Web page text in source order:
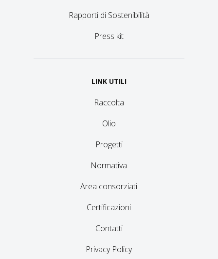
Rapporti di Sostenibilità
Press kit
LINK UTILI
Raccolta
Olio
Progetti
Normativa
Area consorziati
Certificazioni
Contatti
Privacy Policy